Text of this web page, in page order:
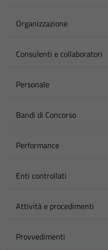
Organizzazione
Consulenti e collaboratori
Personale
Bandi di Concorso
Performance
Enti controllati
Attività e procedimenti
Provvedimenti